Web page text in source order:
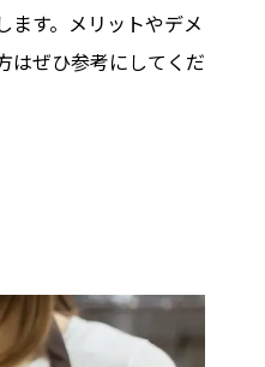
ます。メリットやデメ
はぜひ参考にしてくだ